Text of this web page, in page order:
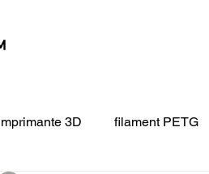
3D filament PETG